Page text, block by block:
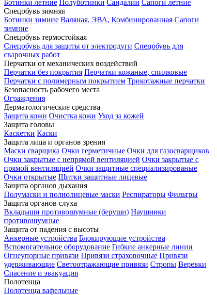
Ботинки летние Полуботинки Сандалии Сапоги летние
Спецобувь зимняя
Ботинки зимние Валяная, ЭВА, Комбинированная Сапоги
зимние
Спецобувь термостойкая
Спецобувь для защиты от электродуги Спецобувь для
сварочных работ
Перчатки от механических воздействий
Перчатки без покрытия Перчатки кожаные, спилковые
Перчатки с полимерным покрытием Трикотажные перчатки
Безопасность рабочего места
Ограждения
Дерматологические средства
Защита кожи Очистка кожи Уход за кожей
Защита головы
Каскетки Каски
Защита лица и органов зрения
Маски сварщика Очки герметичные Очки для газосварщиков
Очки закрытые с непрямой вентиляцией Очки закрытые с
прямой вентиляцией Очки защитные специализированые
Очки открытые Щитки защитные лицевые
Защита органов дыхания
Полумаски и полнолицевые маски Респираторы Фильтры
Защита органов слуха
Вкладыши противошумные (беруши) Наушники
противошумные
Защита от падения с высоты
Анкерные устройства Блокирующие устройства
Вспомогательное оборудование Гибкие анкерные линии
Огнеупорные привязи Привязи страховочные Привязи
удерживающие Светоотражающие привязи Стропы Веревки
Спасение и эвакуация
Полотенца
Полотенца вафельные